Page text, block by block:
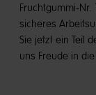
Fruchtgummi-
sicheres
Sie jetzt ein Teil
uns Freude in die